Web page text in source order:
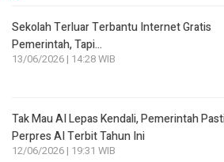
Sekolah Terluar Terbantu Internet Gratis
Pemerintah, Tapi…
13/06/2026 | 14:28 WIB
Tak Mau AI Lepas Kendali, Pemerintah
Perpres AI Terbit Tahun Ini
12/06/2026 | 19:31 WIB